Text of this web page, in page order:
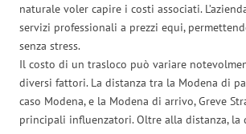
naturale voler capire i costi associati.
servizi professionali a prezzi equi,
senza stress.
Il costo di un trasloco può variare
diversi fattori. La distanza tra la Modena di
caso Modena, e la Modena di arrivo, Greve
principali influenzatori. Oltre alla distanza,